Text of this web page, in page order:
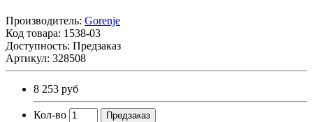
Производитель: Gorenje
Код товара: 1538-03
Доступность: Предзаказ
Артикул: 328508
8 253 руб
Кол-во Предзаказ